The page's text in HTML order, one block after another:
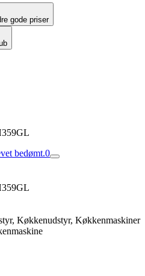
gode priser
bedømt.0
Køkkenudstyr, Køkkenmaskiner